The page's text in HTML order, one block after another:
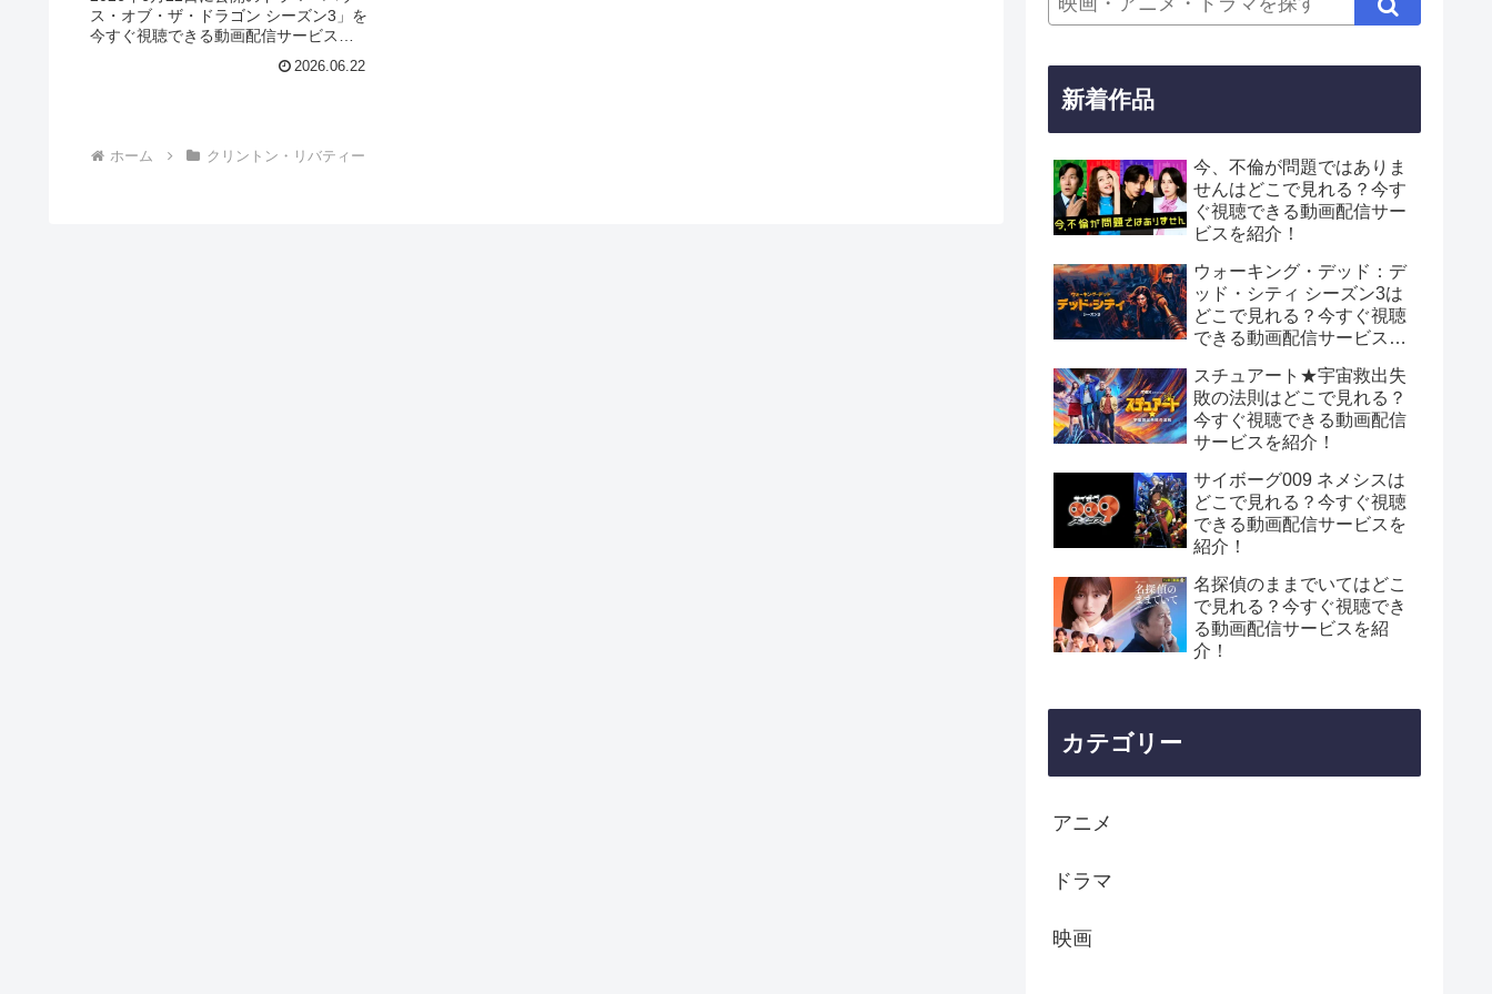
ス・オブ・ザ・ドラゴン シーズン3」を
今すぐ視聴できる動画配信サービス
スト・声優、スタッフ、主題歌の情報
2026.06.22
ホーム クリントン・リバティー
新着作品
今、不倫が問題ではありま
せんはどこで見れる？今す
ぐ視聴できる動画配信サー
ビスを紹介！
ウォーキング・デッド：デ
ッド・シティ シーズン3は
どこで見れる？今すぐ視聴
できる動画配信サービスを
スチュアート★宇宙救出失
敗の法則はどこで見れる？
今すぐ視聴できる動画配信
サービスを紹介！
サイボーグ009 ネメシスは
どこで見れる？今すぐ視聴
できる動画配信サービスを
紹介！
名探偵のままでいてはどこ
で見れる？今すぐ視聴でき
る動画配信サービスを紹
介！
カテゴリー
アニメ
ドラマ
映画